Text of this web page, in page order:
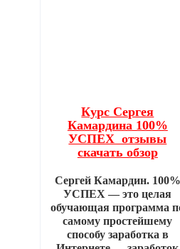
Курс Сергея
Камардина 100%
УСПЕХ отзывы
скачать обзор
Сергей Камардин. 100%
УСПЕХ — это целая
обучающая программа
самому простейшему
способу заработка в